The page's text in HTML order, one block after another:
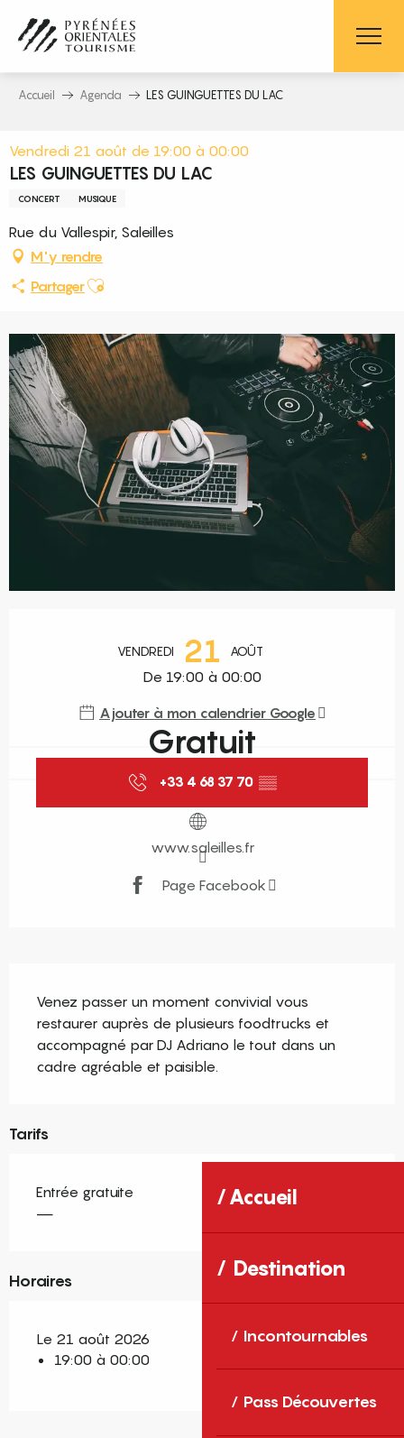
contenu
principal
Accueil
Destination
Incontournables
Pass Découvertes
Accueil Agenda LES GUINGUETTES DU LAC
Vendredi 21 août de 19:00 à 00:00
LES GUINGUETTES DU LAC
CONCERT MUSIQUE
Rue du Vallespir, Saleilles
M'y rendre
PartagerAjouter aux favoris
VENDREDI 21 AOÛT
De 19:00 à 00:00
Ajouter à mon calendrier Google
Gratuit
+33 4 68 37 70 ▒▒
www.saleilles.fr
Page Facebook
Venez passer un moment convivial vous
restaurer auprès de plusieurs foodtrucks et
accompagné par DJ Adriano le tout dans un
cadre agréable et paisible.
Tarifs
Entrée gratuite
—
Horaires
Le 21 août 2026
19:00 à 00:00